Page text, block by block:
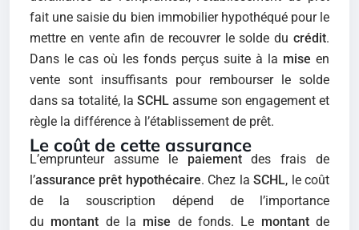
fait une saisie du bien immobilier hypothéqué pour le
mettre en vente afin de recouvrer le solde du crédit.
Dans le cas où les fonds perçus suite à la mise en
vente sont insuffisants pour rembourser le solde
dans sa totalité, la SCHL assume son engagement et
règle la différence à l’établissement de prêt.
Le coût de cette assurance
L’emprunteur assume le paiementdes frais de
l’assurance prêt hypothécaire. Chez laSCHL, le coût
de la souscription dépend de l’importance
du montant de la mise de fonds. Le montantde